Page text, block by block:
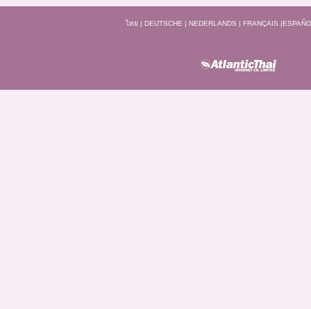
ไทย | DEUTSCHE | NEDERLANDS | FRANÇAIS |